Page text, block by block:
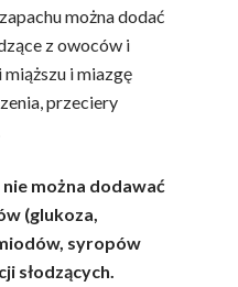
można dodać
z owoców i
i miazgę
przeciery
można dodawać
(glukoza,
syropów
słodzących.